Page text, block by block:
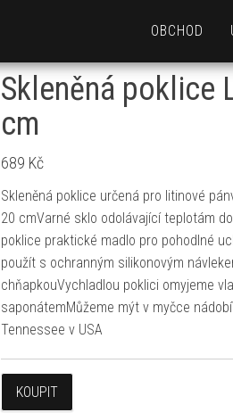
OBCHOD
Skleněná poklice
cm
689 Kč
Skleněná poklice určená pro litinové
20 cmVarné sklo odolávající teplotám
poklice praktické madlo pro pohodlné
použít s ochranným silikonovým
chňapkouVychladlou poklici omyjeme
saponátemMůžeme mýt v myčce
Tennessee v USA
KOUPIT